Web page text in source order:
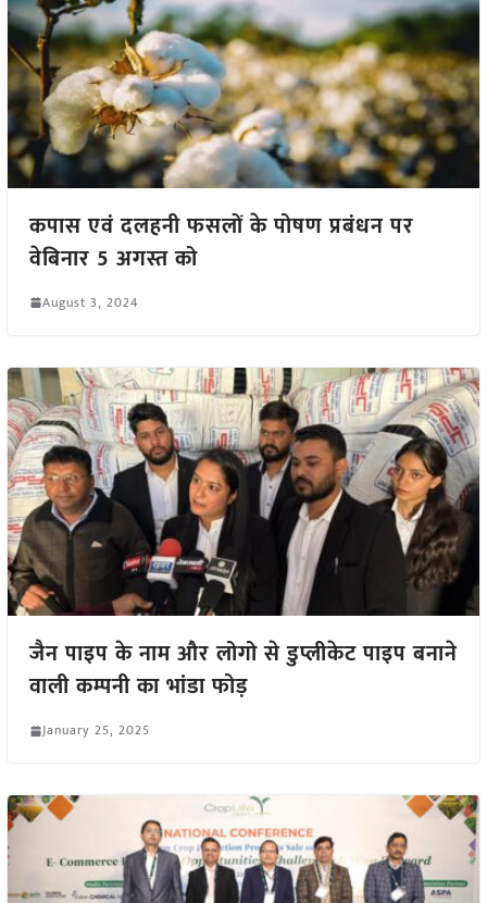
कपास एवं दलहनी फसलों के पोषण प्रबंधन पर
वेबिनार 5 अगस्त को
August 3, 2024
जैन पाइप के नाम और लोगो से डुप्लीकेट पाइप बनाने
वाली कम्पनी का भांडा फोड़
January 25, 2025